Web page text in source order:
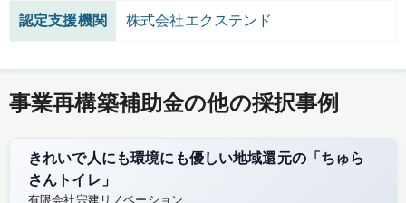
認定支援機関 株式会社エクステンド
事業再構築補助金の他の採択事例
きれいで人にも環境にも優しい地域還元の「ちゅら
さんトイレ」
有限会社宗建リノベーション